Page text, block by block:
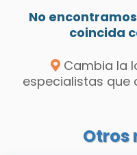
No
coincida
Cambia la
especialistas que
Otros